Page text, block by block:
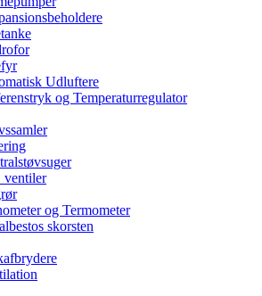
Udluftere
og Temperaturregulator
ventiler
og Termometer
skorsten